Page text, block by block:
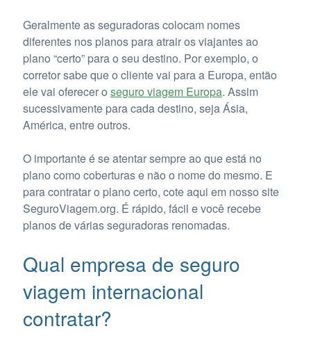
Geralmente as seguradoras colocam nomes
diferentes nos planos para atrair os viajantes ao
plano “certo” para o seu destino. Por exemplo, o
corretor sabe que o cliente vai para a Europa, então
ele vai oferecer o seguro viagem Europa. Assim
sucessivamente para cada destino, seja Ásia,
América, entre outros.
O importante é se atentar sempre ao que está no
plano como coberturas e não o nome do mesmo. E
para contratar o plano certo, cote aqui em nosso site
SeguroViagem.org. É rápido, fácil e você recebe
planos de várias seguradoras renomadas.
Qual empresa de seguro
viagem internacional
contratar?